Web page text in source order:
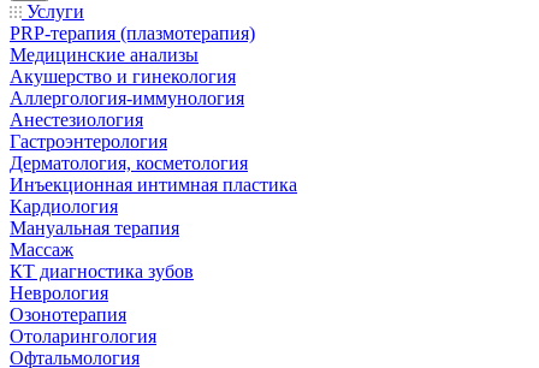
Услуги
PRP-терапия (плазмотерапия)
Медицинские анализы
Акушерство и гинекология
Аллергология-иммунология
Анестезиология
Гастроэнтерология
Дерматология, косметология
Инъекционная интимная пластика
Кардиология
Мануальная терапия
Массаж
КТ диагностика зубов
Неврология
Озонотерапия
Отоларингология
Офтальмология